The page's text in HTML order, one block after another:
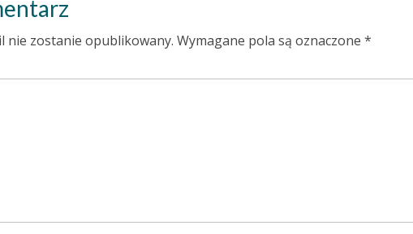
nie zostanie opublikowany. Wymagane pola są oznaczone *